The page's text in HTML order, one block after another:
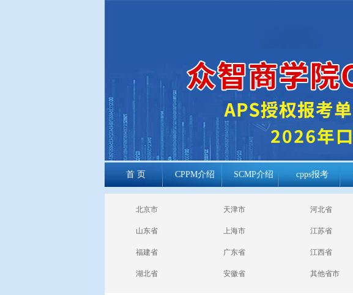
首 页 CPPM介绍 SCMP介绍 cpps报考
cppm报考常见
问题
北京市 天津市 河北省
山东省 上海市 江苏省
福建省 广东省 江西省
湖北省 安徽省 其他省市